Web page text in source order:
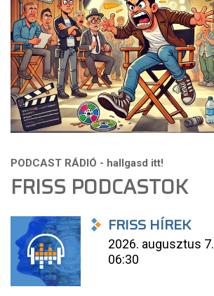
FRISS PODCASTOK
FRISS HÍREK
2026. augusztus 7.
06:30